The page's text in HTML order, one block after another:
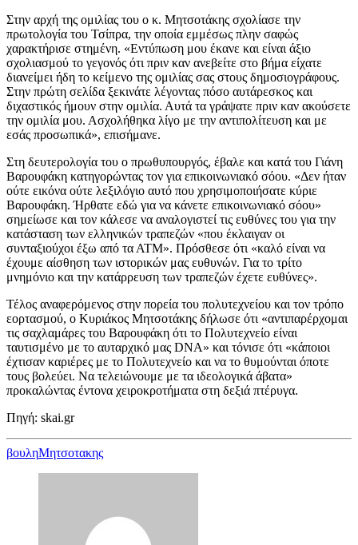
Στην αρχή της ομιλίας του ο κ. Μητσοτάκης σχολίασε την
πρωτολογία του Τσίπρα, την οποία εμμέσως πλην σαφώς
χαρακτήρισε στημένη. «Εντύπωση μου έκανε και είναι άξιο
σχολιασμού το γεγονός ότι πριν καν ανεβείτε στο βήμα είχατε
διανείμει ήδη το κείμενο της ομιλίας σας στους δημοσιογράφους.
Στην πρώτη σελίδα ξεκινάτε λέγοντας πόσο αυτάρεσκος και
διχαστικός ήμουν στην ομιλία. Αυτά τα γράψατε πριν καν ακούσετε
την ομιλία μου. Ασχολήθηκα λίγο με την αντιπολίτευση και με
εσάς προσωπικά», επισήμανε.
Στη δευτερολογία του ο πρωθυπουργός, έβαλε και κατά του Γιάνη
Βαρουφάκη κατηγορώντας τον για επικοινωνιακό σόου. «Δεν ήταν
ούτε εικόνα ούτε λεξιλόγιο αυτό που χρησιμοποιήσατε κύριε
Βαρουφάκη. Ήρθατε εδώ για να κάνετε επικοινωνιακό σόου»
σημείωσε και τον κάλεσε να αναλογιστεί τις ευθύνες του για την
κατάσταση των ελληνικών τραπεζών «που έκλαιγαν οι
συνταξιούχοι έξω από τα ΑΤΜ». Πρόσθεσε ότι «καλό είναι να
έχουμε αίσθηση των ιστορικών μας ευθυνών. Για το τρίτο
μνημόνιο και την κατάρρευση των τραπεζών έχετε ευθύνες».
Τέλος αναφερόμενος στην πορεία του πολυτεχνείου και τον τρόπο
εορτασμού, ο Κυριάκος Μητσοτάκης δήλωσε ότι «αντιπαρέρχομαι
τις σαχλαμάρες του Βαρουφάκη ότι το Πολυτεχνείο είναι
ταυτισμένο με το αυταρχικό μας DNA» και τόνισε ότι «κάποιοι
έχτισαν καριέρες με το Πολυτεχνείο και να το θυμούνται όποτε
τους βολεύει. Να τελειώνουμε με τα ιδεολογικά άβατα»
προκαλώντας έντονα χειροκροτήματα στη δεξιά πτέρυγα.
Πηγή: skai.gr
βουληΜητσοτακης